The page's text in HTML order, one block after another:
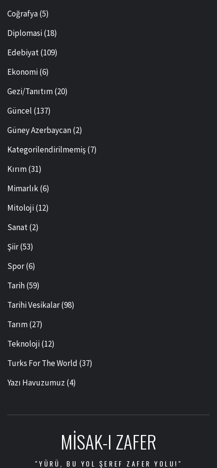
Coğrafya(5)
Diplomasi(18)
Edebiyat(109)
Ekonomi(6)
Gezi/Tanıtım(20)
Güncel (137)
Güney Azerbaycan(2)
Kategorilendirilmemiş(7)
Kırım(31)
Mimarlık(6)
Mitoloji(12)
Sanat(2)
Şiir(53)
Spor(6)
Tarih(59)
Tarihi Vesikalar(98)
Tarım(27)
Teknoloji(12)
Turks For The World (37)
Yazı Havuzumuz (4)
MISAK-I ZAFER
"YÜRÜ, BU YOL ŞEREF ZAFER YOLU!"